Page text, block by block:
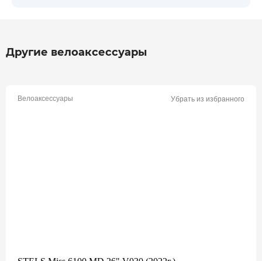
Другие велоаксессуары
Велоаксессуары Убрать из избранного